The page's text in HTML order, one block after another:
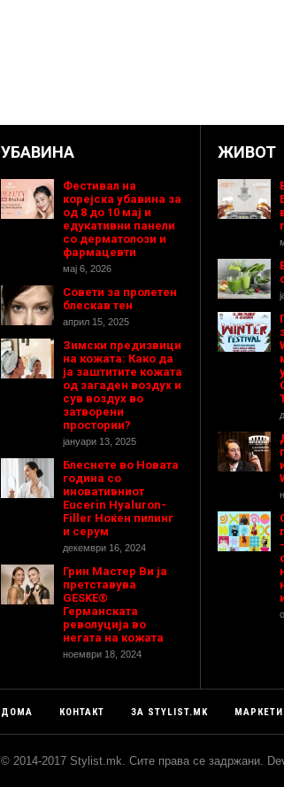
УБАВИНА
Фестивал на
корејска убавина за
од 8 до 10 мај и
едукативни панели
со дерматолози и
фармацевти
мај 6, 2026
Совети за пролетен
блескав тен
април 15, 2025
Зимски предизвици
на кожата: Како да
ја заштитите кожата
од загаден воздух и
сув воздух во
затворени
простории?
јануари 13, 2025
Блеснете во Новата
година со
иновативниот
Eucerin Hyaluron-
Filler Ноќен пилинг
и серум
декември 16, 2024
Грин Мастер Ви ја
претставува
GESKE®
Германската
револуција во
негата на кожата
ноември 18, 2024
ЖИВОТ
ДОМА КОНТАКТ ЗА STYLIST.MK
© 2014-2017 Stylist.mk. Сите права се задржани.